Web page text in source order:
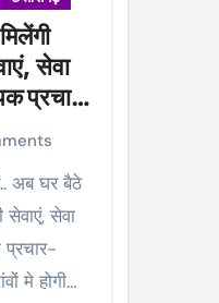
सेवा
प्रचार-
मे
सेवाएं, सेवा
मे होगी…